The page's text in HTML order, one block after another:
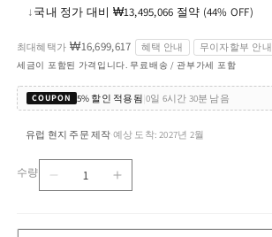
가
↓국내 정가 대비 ₩13,495,066 절약 (44% OFF)
최대혜택가 ₩16,699,617 혜택 안내 무이자할부 안내
세금이 포함된 가격입니다. 무료배송 / 관부가세 포함
COUPON 5% 할인 적용됨 |0일 6시간 30분 남음
유럽 현지 주문 제작 예상 도착: 2027년 2월
수량
렌
플
렌